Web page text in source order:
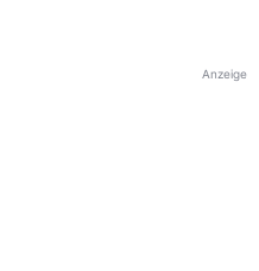
Anzeige